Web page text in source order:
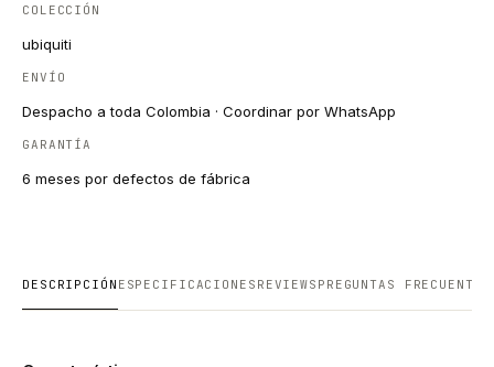
COLECCIÓN
ubiquiti
ENVÍO
Despacho a toda Colombia · Coordinar por WhatsApp
GARANTÍA
6 meses por defectos de fábrica
DESCRIPCIÓN ESPECIFICACIONES REVIEWS PREGUNTAS FRECUENTES